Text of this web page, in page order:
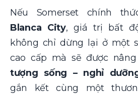
Nếu Somerset chính
Blanca City, giá trị bất
không chỉ dừng lại ở một
cao cấp mà sẽ được
tượng sống – nghỉ
gắn kết cùng một